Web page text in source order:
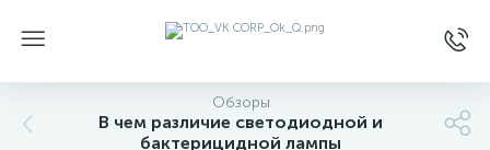
Обзоры
В чем различие светодиодной и
бактерицидной лампы